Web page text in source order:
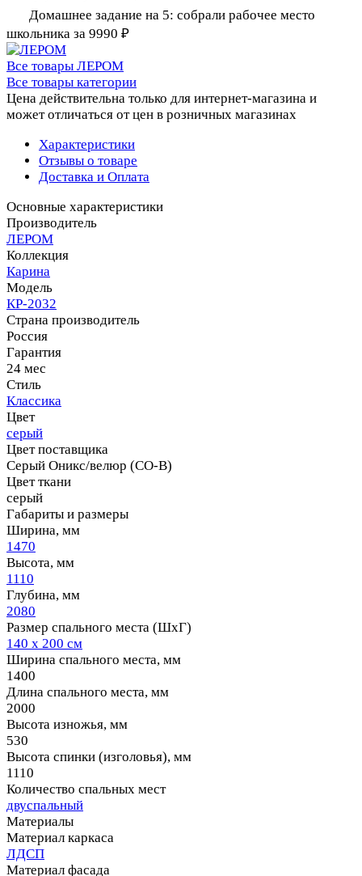
Домашнее задание на 5: собрали рабочее место
школьника за 9990 ₽
Все товары ЛЕРОМ
Все товары категории
Цена действительна только для интернет-магазина и
может отличаться от цен в розничных магазинах
Характеристики
Отзывы о товаре
Доставка и Оплата
Основные характеристики
Производитель
ЛЕРОМ
Коллекция
Карина
Модель
КР-2032
Страна производитель
Россия
Гарантия
24 мес
Стиль
Классика
Цвет
серый
Цвет поставщика
Серый Оникс/велюр (СО-В)
Цвет ткани
серый
Габариты и размеры
Ширина, мм
1470
Высота, мм
1110
Глубина, мм
2080
Размер спального места (ШхГ)
140 х 200 см
Ширина спального места, мм
1400
Длина спального места, мм
2000
Высота изножья, мм
530
Высота спинки (изголовья), мм
1110
Количество спальных мест
двуспальный
Материалы
Материал каркаса
ЛДСП
Материал фасада